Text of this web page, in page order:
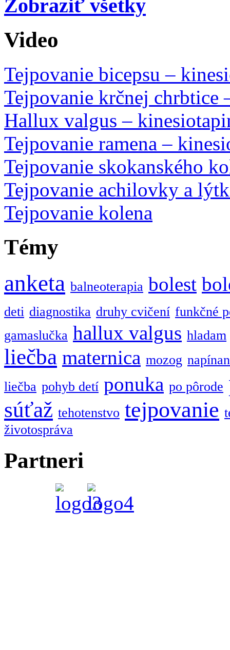
Zobraziť všetky
Video
Tejpovanie bicepsu –
Tejpovanie krčnej chrbtice
Hallux valgus –
Tejpovanie ramena –
Tejpovanie skokanského
Tejpovanie achilovky a
Tejpovanie kolena
Témy
anketa balneoterapia bolest
deti diagnostika druhy cvičení funkčné
gamaslučka hallux valgus hladam
liečba maternica mozog
liečba pohyb detí ponuka po pôrode
súťaž tehotenstvo tejpovanie
životospráva
Partneri